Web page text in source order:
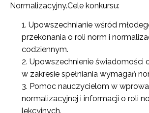
Normalizacyjny.Cele konkursu:
Upowszechnianie wśród
przekonania o roli norm i
codziennym.
Upowszechnienie świadomości
w zakresie spełniania wymagań
Pomoc nauczycielom w
normalizacyjnej i informacji o roli
lekcyjnych.